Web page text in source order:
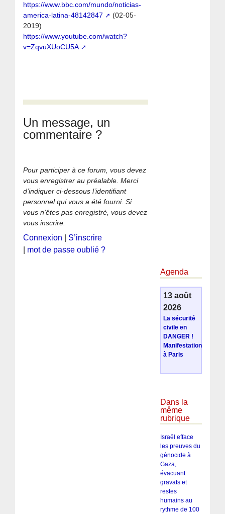
https://www.bbc.com/mundo/noticias-
america-latina-48142847
(02-05-
2019)
https://www.youtube.com/watch?
v=ZqvuXUoCU5A
Un message, un
commentaire ?
Pour participer à ce forum, vous devez
vous enregistrer au préalable. Merci
d’indiquer ci-dessous l’identifiant
personnel qui vous a été fourni. Si
vous n’êtes pas enregistré, vous devez
vous inscrire.
Connexion
S’inscrire
mot de passe oublié ?
Agenda
13 août
2026
La sécurité
civile en
DANGER !
Manifestation
à Paris
Dans la
même
rubrique
Israël efface
les preuves du
génocide à
Gaza,
évacuant
gravats et
restes
humains au
rythme de 100